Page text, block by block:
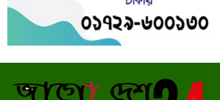
আলমডাঙ্গার সর্বজন শ্রদেহ ব‍্যাক্তিত্ব
মডেল সরকারি প্রাথমিক বিদ্যালয়ের
সাবেক প্রধান শিক্ষক মজিবর
রহমানের ইন্তেকাল। নিজ গ্রাম
যাদবপুরে দাফন সম্পন্ন
অর্ধগলিত লাশ উদ্ধার করেছে মডেল
থানা পুলিশ